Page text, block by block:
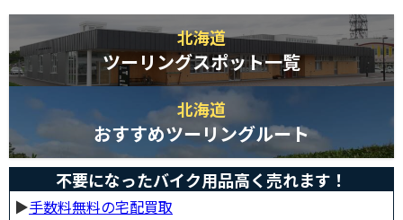
北海道
ツーリングスポット一覧
北海道
おすすめツーリングルート
不要になったバイク用品高く売れます！
▶︎手数料無料の宅配買取